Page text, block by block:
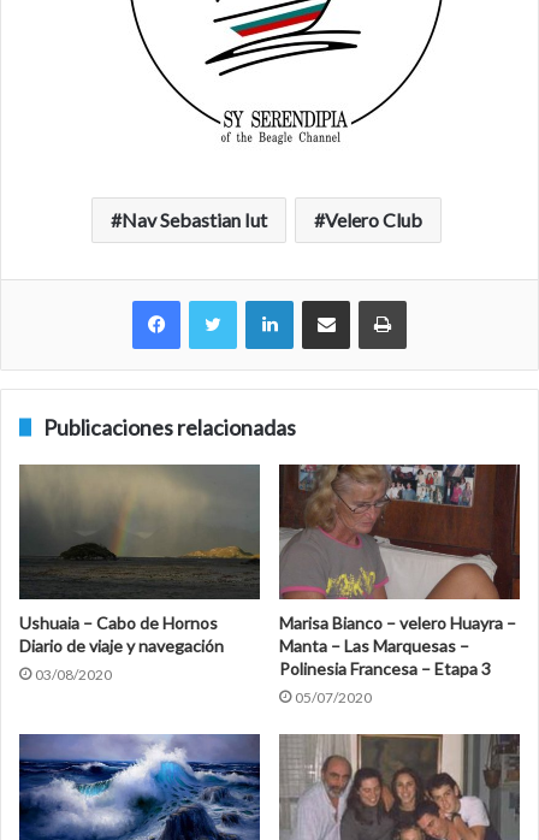
Nav Sebastian Iut Velero Club
Compartir por correo electrónico
Publicaciones relacionadas
Ushuaia – Cabo de Hornos
Diario de viaje y navegación
03/08/2020
Marisa Bianco – velero Huayra –
Manta – Las Marquesas –
Polinesia Francesa – Etapa 3
05/07/2020